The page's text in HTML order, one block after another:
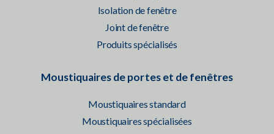
Isolation de fenêtre
Joint de fenêtre
Produits spécialisés
Moustiquaires de portes et de fenêtres
Moustiquaires standard
Moustiquaires spécialisées